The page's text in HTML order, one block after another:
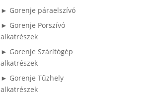
► Gorenje páraelszívó
► Gorenje Porszívó
alkatrészek
► Gorenje Szárítógép
alkatrészek
► Gorenje Tűzhely
alkatrészek